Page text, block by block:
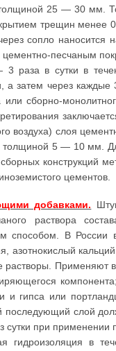
25 — 30 мм.
трещин менее
сопло наносится
песчаным
3 раза в сутки в
затем через
сборно-
воздуха) слоя
толщиной 5 — 10 мм.
конструкций
цементов.
добавками.
раствора
способом. В России
азотнокислый
растворы.
и гипса или
слой
при
гидроизоляция в